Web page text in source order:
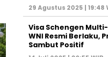
29 Agustus 2025 | 19:48
Visa Schengen
WNI Resmi Berlaku,
Sambut Positif